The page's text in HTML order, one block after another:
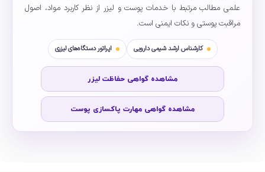
علمی مطالب مرتبط با خدمات پوست و لیزر از نظر کاربرد مواد، اصول
مراقبت پوستی و نکات ایمنی است.
کارشناس ارشد شیمی دارویی اپراتور دستگاه‌های لیزری
مشاهده گواهی حفاظت لیزر
مشاهده گواهی مهارت پاکسازی پوست